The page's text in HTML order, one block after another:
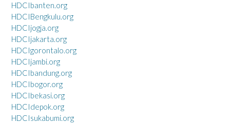
HDCIbanten.org
HDCIBengkulu.org
HDCIjogja.org
HDCIjakarta.org
HDCIgorontalo.org
HDCIjambi.org
HDCIbandung.org
HDCIbogor.org
HDCIbekasi.org
HDCIdepok.org
HDCIsukabumi.org